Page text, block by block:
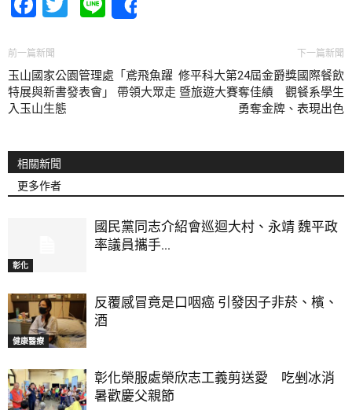
前一篇新聞
玉山國家公園管理處「鳶飛魚躍
特展與新書發表會」 帶領大眾走
入玉山生態
下一篇新聞
修平科大第24屆金爵獎國際餐飲
暨旅遊大賽奪佳績 觀餐系學生
勇奪金牌、表現出色
相關新聞
更多作者
彰化
國民黨同志介紹會巡迴大村、永靖 魏平政
率議員攜手...
健康醫療
反覆感冒竟是口咽癌 引發因子非菸、檳、
酒
彰化榮服處榮欣志工義剪送愛 吃剉冰消
暑歡慶父親節